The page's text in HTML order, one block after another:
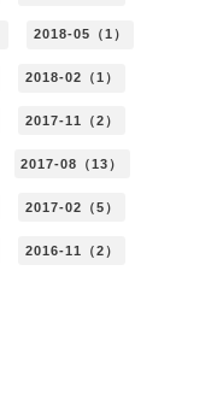
2018-05（1）
2018-02（1）
2017-11（2）
2017-08（13）
2017-02（5）
2016-11（2）